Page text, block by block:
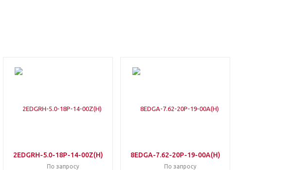
2EDGRH-5.0-18P-14-00Z(H)
По запросу
8EDGA-7.62-20P-19-00A(H)
По запросу